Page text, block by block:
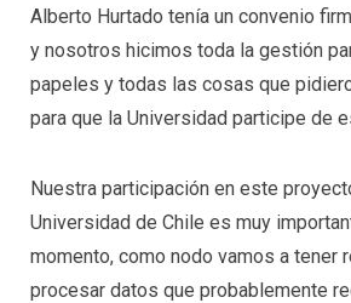
Alberto Hurtado tenía un convenio
y nosotros hicimos toda la gestión
papeles y todas las cosas que
para que la Universidad participe de
Nuestra participación en este
Universidad de Chile es muy
momento, como nodo vamos a tener
procesar datos que probablemente